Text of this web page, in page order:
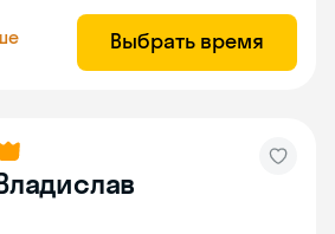
Выбрать время